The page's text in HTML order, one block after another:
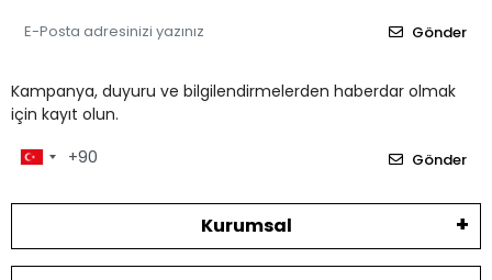
Gönder
Kampanya, duyuru ve bilgilendirmelerden haberdar olmak
için kayıt olun.
Gönder
Kurumsal